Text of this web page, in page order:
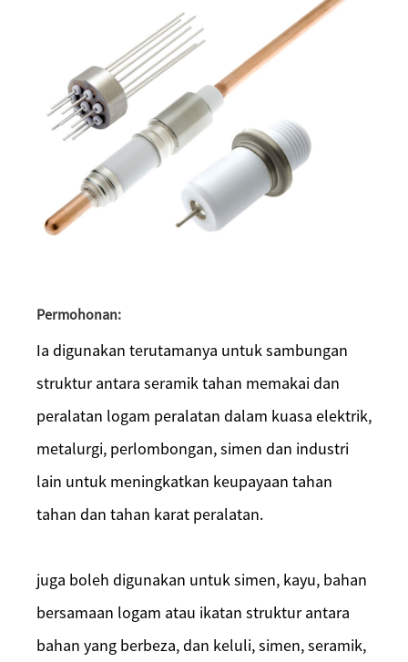
Permohonan:
Ia digunakan terutamanya untuk sambungan
struktur antara seramik tahan memakai dan
peralatan logam peralatan dalam kuasa elektrik,
metalurgi, perlombongan, simen dan industri
lain untuk meningkatkan keupayaan tahan
tahan dan tahan karat peralatan.
juga boleh digunakan untuk simen, kayu, bahan
bersamaan logam atau ikatan struktur antara
bahan yang berbeza, dan keluli, simen, seramik,